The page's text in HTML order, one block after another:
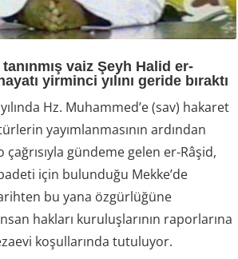
vaiz Şeyh Halid er-
yirminci yılını geride bıraktı
Hz. Muhammed’e (sav) hakaret
yayımlanmasının ardından
çağrısıyla gündeme gelen er-Râşid,
için bulunduğu Mekke’de
bu yana özgürlüğüne
hakları kuruluşlarının raporlarına
koşullarında tutuluyor.